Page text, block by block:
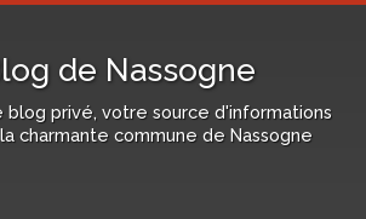
de Nassogne
blog privé, votre source d'informations
charmante commune de Nassogne